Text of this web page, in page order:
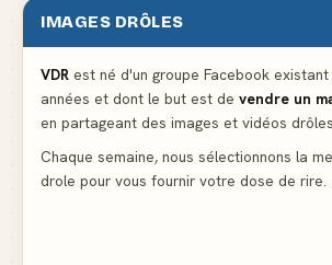
Le mendiant revient avec un
Ne pleure pas mon Martin, c'est
IMAGES DRÔLES
VDR est né d'un groupe Facebook
années et dont le but est de vendre un
en partageant des images et vidéos drôles.
Chaque semaine, nous sélectionnons la
drole pour vous fournir votre dose de rire.